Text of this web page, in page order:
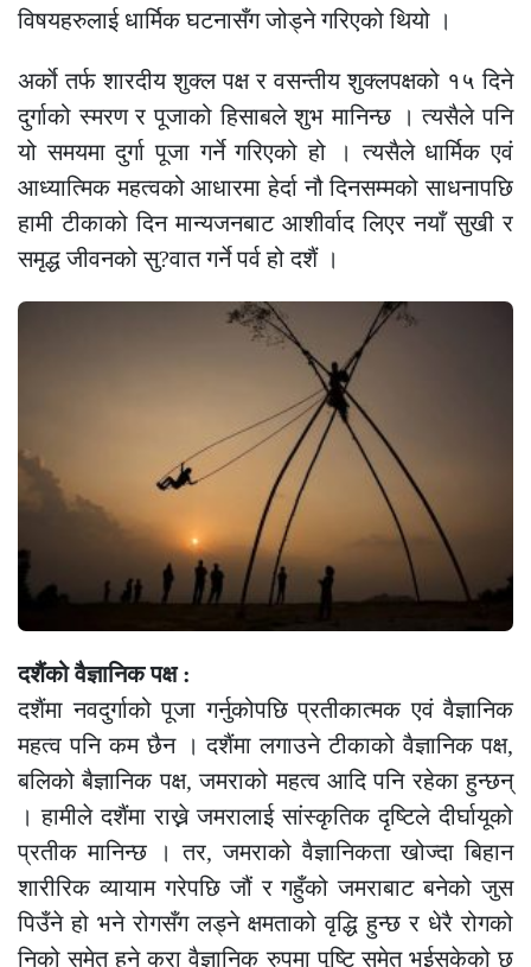
विषयहरुलाई धार्मिक घटनासँग जोड्ने गरिएको थियो ।
अर्काे तर्फ शारदीय शुक्ल पक्ष र वसन्तीय शुक्लपक्षको १५ दिने
दुर्गाको स्मरण र पूजाको हिसाबले शुभ मानिन्छ । त्यसैले पनि
यो समयमा दुर्गा पूजा गर्ने गरिएको हो । त्यसैले धार्मिक एवं
आध्यात्मिक महत्वको आधारमा हेर्दा नौ दिनसम्मको साधनापछि
हामी टीकाको दिन मान्यजनबाट आशीर्वाद लिएर नयाँ सुखी र
समृद्ध जीवनको सु?वात गर्ने पर्व हो दशैं ।
दशैंको वैज्ञानिक पक्ष :
दशैंमा नवदुर्गाको पूजा गर्नुकोपछि प्रतीकात्मक एवं वैज्ञानिक
महत्व पनि कम छैन । दशैंमा लगाउने टीकाको वैज्ञानिक पक्ष,
बलिको बैज्ञानिक पक्ष, जमराको महत्व आदि पनि रहेका हुन्छन्
। हामीले दशैंमा राख्ने जमरालाई सांस्कृतिक दृष्टिले दीर्घायूको
प्रतीक मानिन्छ । तर, जमराको वैज्ञानिकता खोज्दा बिहान
शारीरिक व्यायाम गरेपछि जौं र गहुँको जमराबाट बनेको जुस
पिउँने हो भने रोगसँग लड्ने क्षमताको वृद्धि हुन्छ र धेरै रोगको
निको समेत हुने कुरा वैज्ञानिक रुपमा पुष्टि समेत भईसकेको छ